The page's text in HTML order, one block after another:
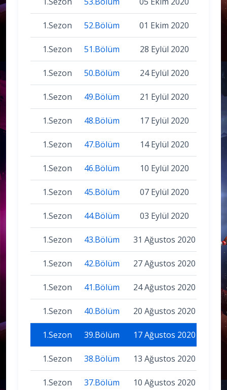
1.Sezon 52.Bölüm 01 Ekim 2020
1.Sezon 51.Bölüm 28 Eylül 2020
1.Sezon 50.Bölüm 24 Eylül 2020
1.Sezon 49.Bölüm 21 Eylül 2020
1.Sezon 48.Bölüm 17 Eylül 2020
1.Sezon 47.Bölüm 14 Eylül 2020
1.Sezon 46.Bölüm 10 Eylül 2020
1.Sezon 45.Bölüm 07 Eylül 2020
1.Sezon 44.Bölüm 03 Eylül 2020
1.Sezon 43.Bölüm 31 Ağustos 2020
1.Sezon 42.Bölüm 27 Ağustos 2020
1.Sezon 41.Bölüm 24 Ağustos 2020
1.Sezon 40.Bölüm 20 Ağustos 2020
1.Sezon 39.Bölüm 17 Ağustos 2020
1.Sezon 38.Bölüm 13 Ağustos 2020
1.Sezon 37.Bölüm 10 Ağustos 2020